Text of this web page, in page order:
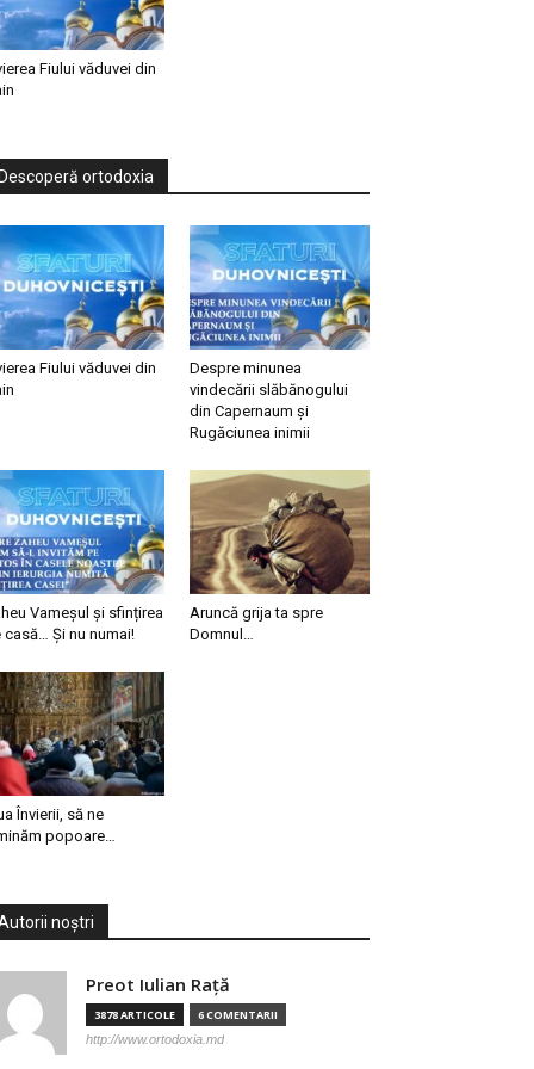
Fiului văduvei din
ortodoxia
Fiului văduvei din
Despre minunea
vindecării slăbănogului
din Capernaum și
Rugăciunea inimii
Vameșul și sfințirea
casă… Și nu numai!
Aruncă grija ta spre
Domnul…
Învierii, să ne
popoare…
noștri
Preot Iulian Raţă
3878 ARTICOLE 6 COMENTARII
http://www.ortodoxia.md